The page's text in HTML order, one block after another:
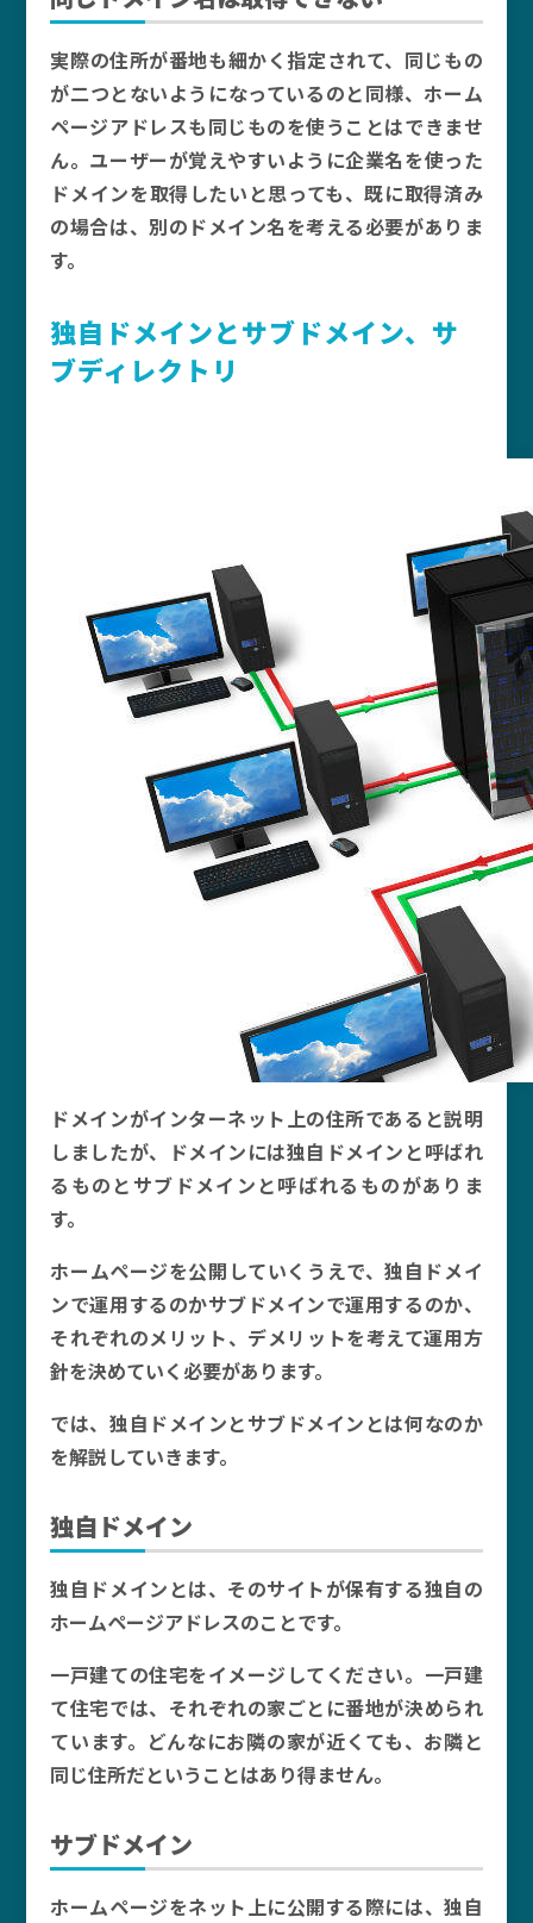
実際の住所が番地も細かく指定されて、同じもの
が二つとないようになっているのと同様、ホーム
ページアドレスも同じものを使うことはできませ
ん。ユーザーが覚えやすいように企業名を使った
ドメインを取得したいと思っても、既に取得済み
の場合は、別のドメイン名を考える必要がありま
す。
独自ドメインとサブドメイン、サ
ブディレクトリ
ドメインがインターネット上の住所であると説明
しましたが、ドメインには独自ドメインと呼ばれ
るものとサブドメインと呼ばれるものがありま
す。
ホームページを公開していくうえで、独自ドメイ
ンで運用するのかサブドメインで運用するのか、
それぞれのメリット、デメリットを考えて運用方
針を決めていく必要があります。
では、独自ドメインとサブドメインとは何なのか
を解説していきます。
独自ドメイン
独自ドメインとは、そのサイトが保有する独自の
ホームページアドレスのことです。
一戸建ての住宅をイメージしてください。一戸建
て住宅では、それぞれの家ごとに番地が決められ
ています。どんなにお隣の家が近くても、お隣と
同じ住所だということはあり得ません。
サブドメイン
ホームページをネット上に公開する際には、独自